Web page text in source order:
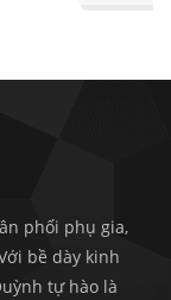
phối phụ gia,
bề dày kinh
tự hào là